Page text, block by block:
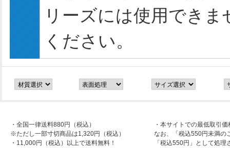
リーズには使用できま
ください。
・全国一律送料880円（税込）
※ただし一部寸切商品は1,320円（税込）
・11,000円（税込）以上で送料無料！
・本サイトでの最低取引
なお、「税込550円未満の
「税込550円」として処